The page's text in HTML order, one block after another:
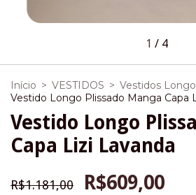
1 / 4
Início > VESTIDOS > Vestidos
Vestido Longo Plissado Manga Capa
Vestido Longo
Capa Lizi Lavanda
R$1.181,00 R$609,00